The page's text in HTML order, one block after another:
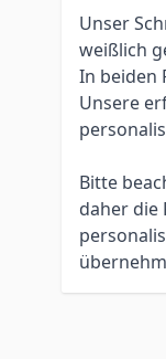
Unser
weißlich
In beiden
Unsere
Bitte
daher die